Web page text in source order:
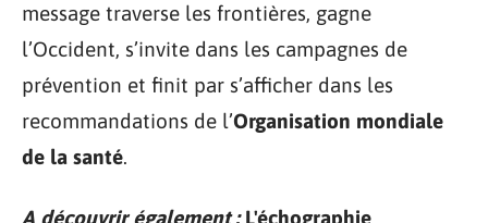
message traverse les frontières, gagne
l’Occident, s’invite dans les campagnes de
prévention et finit par s’afficher dans les
recommandations de l’Organisation mondiale
de la santé.
A découvrir également : L'échographie